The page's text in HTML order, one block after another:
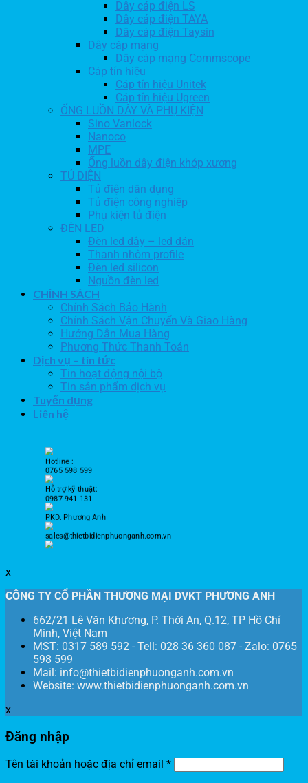
Dây cáp điện LS
Dây cáp điện TAYA
Dây cáp điện Taysin
Dây cáp mạng
Dây cáp mạng Commscope
Cáp tín hiệu
Cáp tín hiệu Unitek
Cáp tín hiệu Ugreen
ỐNG LUỒN DÂY VÀ PHỤ KIỆN
Sino Vanlock
Nanoco
MPE
Ống luồn dây điện khớp xương
TỦ ĐIỆN
Tủ điện dân dụng
Tủ điện công nghiệp
Phụ kiện tủ điện
ĐÈN LED
Đèn led dây – led dán
Thanh nhôm profile
Đèn led silicon
Nguồn đèn led
CHÍNH SÁCH
Chính Sách Bảo Hành
Chính Sách Vận Chuyển Và Giao Hàng
Hướng Dẫn Mua Hàng
Phương Thức Thanh Toán
Dịch vụ – tin tức
Tin hoạt động nội bộ
Tin sản phẩm dịch vụ
Tuyển dụng
Liên hệ
Hotline :
0765 598 599
Hỗ trợ kỹ thuật:
0987 941 131
PKD. Phương Anh
sales@thietbidienphuonganh.com.vn
x
CÔNG TY CỔ PHẦN THƯƠNG MẠI DVKT PHƯƠNG ANH
662/21 Lê Văn Khương, P. Thới An, Q.12, TP Hồ Chí
Minh, Việt Nam
MST: 0317 589 592 - Tell: 028 36 360 087 - Zalo: 0765
598 599
Mail: info@thietbidienphuonganh.com.vn
Website: www.thietbidienphuonganh.com.vn
x
Đăng nhập
Tên tài khoản hoặc địa chỉ email *